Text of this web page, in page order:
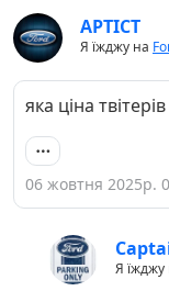
APTICT
Я їжджу на
яка ціна
06 жовтня 2025р.
Я їжджу